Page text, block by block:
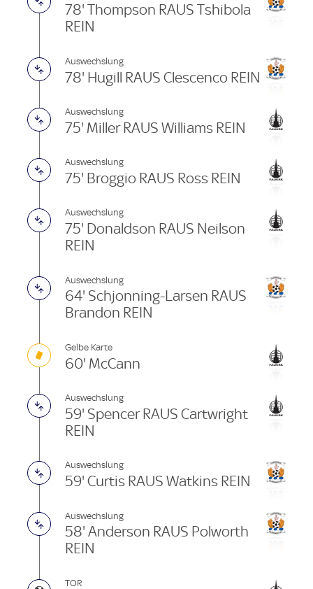
78' Thompson RAUS Tshibola
REIN
Auswechslung
78' Hugill RAUS Clescenco REIN
Auswechslung
75' Miller RAUS Williams REIN
Auswechslung
75' Broggio RAUS Ross REIN
Auswechslung
75' Donaldson RAUS Neilson
REIN
Auswechslung
64' Schjonning-Larsen RAUS
Brandon REIN
Gelbe Karte
60' McCann
Auswechslung
59' Spencer RAUS Cartwright
REIN
Auswechslung
59' Curtis RAUS Watkins REIN
Auswechslung
58' Anderson RAUS Polworth
REIN
TOR